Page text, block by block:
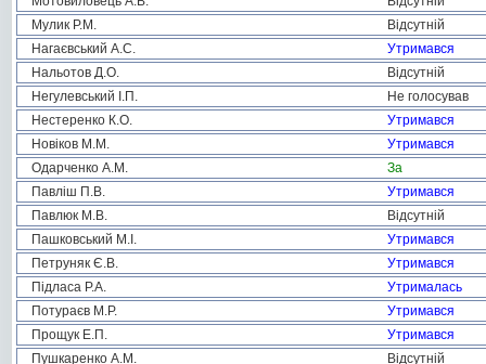
Мулик Р.М.
Відсутній
Нагаєвський А.С.
Утримався
Нальотов Д.О.
Відсутній
Негулевський І.П.
Не голосував
Нестеренко К.О.
Утримався
Новіков М.М.
Утримався
Одарченко А.М.
За
Павліш П.В.
Утримався
Павлюк М.В.
Відсутній
Пашковський М.І.
Утримався
Петруняк Є.В.
Утримався
Підласа Р.А.
Утрималась
Потураєв М.Р.
Утримався
Прощук Е.П.
Утримався
Пушкаренко А.М.
Відсутній